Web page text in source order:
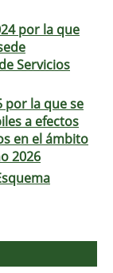
por la que
Servicios
por la que se
a efectos
en el ámbito
2026